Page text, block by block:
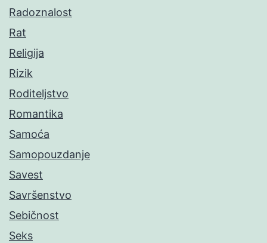
Radoznalost
Rat
Religija
Rizik
Roditeljstvo
Romantika
Samoća
Samopouzdanje
Savest
Savršenstvo
Sebičnost
Seks